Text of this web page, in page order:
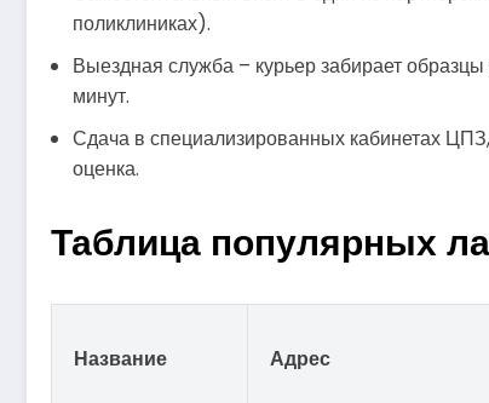
поликлиниках).
Выездная служба – курьер забирает
минут.
Сдача в специализированных кабинетах
оценка.
Таблица популярных
Название Адрес